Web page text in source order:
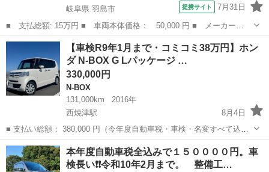
岐阜県 羽島市
提携サイト 7月31日
■ 支払総額: 15万円 ■ 車両本体価格： 50,000 円 ■ メーカー
名： ホンダ ■ 車種名： ライフ ■ グレード名： ディーバ 車
検付 保証付 ナビ スマートキー 電動格納ミラー ４ＡＴ 盗難
防止システム ＡＢ...
岐阜 羽島市 ライフ
【車検R9年1月まで・コミコミ38万円】ホン
ダ N-BOX G Lパッケージ …
330,000円
N-BOX
131,000km
2016年
西焼津駅
8月4日
■ 支払い総額： 380,000 円（今年度自動車税・車検・名変すべて込み
価格） ■ メーカー名： ホンダ ■ 車種名： N-BOX ■ グレード： G Lパ
ッケージ ■ 年式： 平成28年 (2016年) ...
静岡 榛原郡 西焼津駅 N-BOX
本年度自動車税全込みで１５００００円。車
検長い❗❗令和10年2月まで。 整備工…